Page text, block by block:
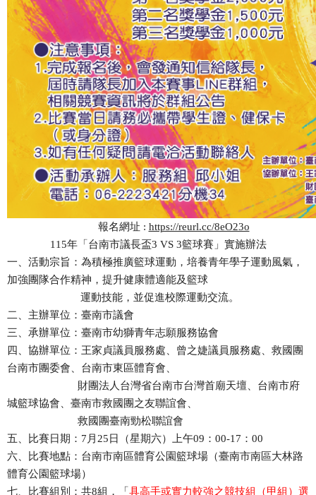
報名網址 : https://reurl.cc/8eO23o
115年「台南市議長盃3 VS 3籃球賽」實施辦法
一、活動宗旨：為積極推廣籃球運動，培養青年學子運動風氣，
加強團隊合作精神，提升健康體適能及籃球
運動技能，並促進校際運動交流。
二、主辦單位：臺南市議會
三、承辦單位：臺南市幼獅青年志願服務協會
四、協辦單位：王家貞議員服務處、曾之婕議員服務處、救國團
台南市團委會、台南市東區體育會、
財團法人台灣省台南市台灣首廟天壇、台南市府
城籃球協會、臺南市救國團之友聯誼會、
救國團臺南勁松聯誼會
五、比賽日期：7月25日（星期六）上午09：00-17：00
六、比賽地點：台南市南區體育公園籃球場（臺南市南區大林路
體育公園籃球場）
七、比賽組別：共8組，「 具高手或實力較強之競技組（甲組）選